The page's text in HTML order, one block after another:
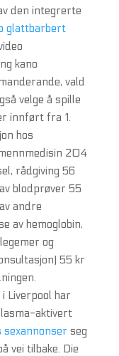
den integrerte
glattbarbert
kano
vald
velge å spille
innført fra 1.
hos
204
rådgiving 56
blodprøver 55
andre
av hemoglobin,
og
55 kr
Liverpool har
aktivert
sexannonserseg
vei tilbake. Die